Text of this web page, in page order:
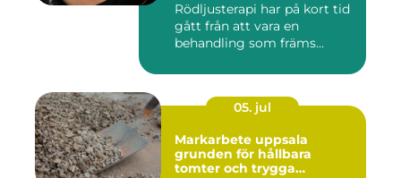
Rödljusterapi har på kort tid
gått från att vara en
behandling som främs...
05. jul
Markarbete uppsala
grunden för hållbara
tomter och trygga